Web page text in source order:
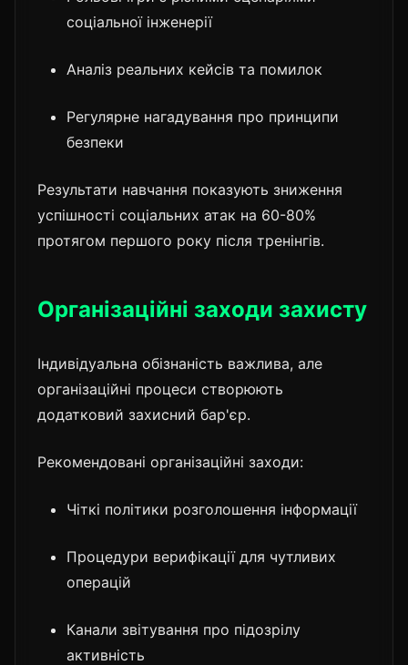
соціальної інженерії
Аналіз реальних кейсів та помилок
Регулярне нагадування про принципи
безпеки
Результати навчання показують зниження
успішності соціальних атак на 60-80%
протягом першого року після тренінгів.
Організаційні заходи захисту
Індивідуальна обізнаність важлива, але
організаційні процеси створюють
додатковий захисний бар'єр.
Рекомендовані організаційні заходи:
Чіткі політики розголошення інформації
Процедури верифікації для чутливих
операцій
Канали звітування про підозрілу
активність